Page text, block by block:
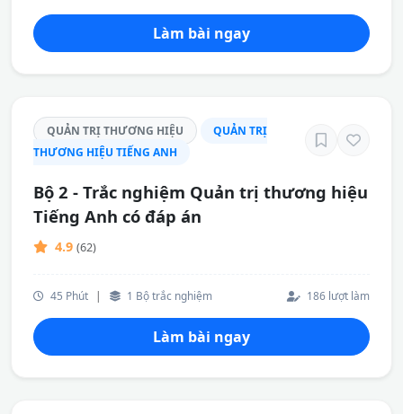
Làm bài ngay
QUẢN TRỊ THƯƠNG HIỆU
QUẢN TRỊ
THƯƠNG HIỆU TIẾNG ANH
Bộ 2 - Trắc nghiệm Quản trị thương hiệu
Tiếng Anh có đáp án
4.9 (62)
45 Phút | 1 Bộ trắc nghiệm 186 lượt làm
Làm bài ngay